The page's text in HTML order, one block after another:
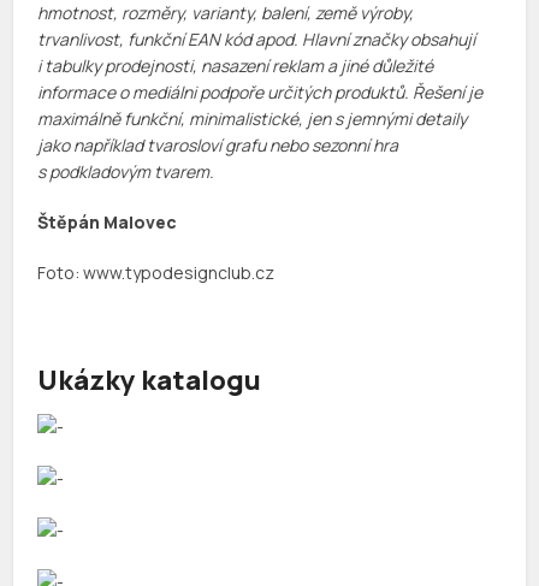
hmotnost, rozměry, varianty, balení, země výroby,
trvanlivost, funkční EAN kód apod. Hlavní značky obsahují
i tabulky prodejnosti, nasazení reklam a jiné důležité
informace o mediálni podpoře určitých produktů. Řešení je
maximálně funkční, minimalistické, jen s jemnými detaily
jako například tvarosloví grafu nebo sezonní hra
s podkladovým tvarem.
Štěpán Malovec
Foto: www.typodesignclub.cz
Ukázky katalogu